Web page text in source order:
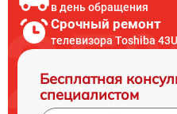
в день обращения
Срочный ремонт
телевизора Toshiba
Бесплатная
специалистом